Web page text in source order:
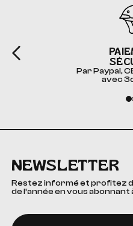
Par Paypal,
avec
NEWSLETTER
Restez informé et profitez
de l’année en vous